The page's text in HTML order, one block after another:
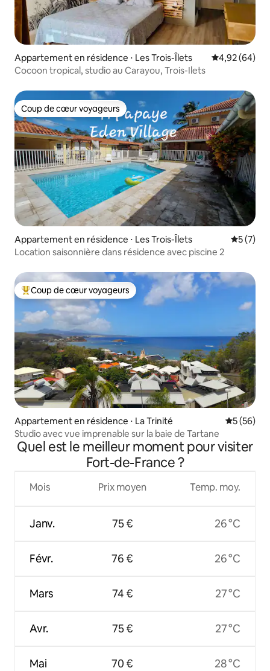
Appartement en résidence ⋅ Les Trois-Îlets Évaluation
4,92 (64)
Cocoon tropical, studio au Carayou, Trois-Ilets
Coup de cœur voyageurs
Coup de cœur voyageurs
Appartement en résidence ⋅ Les Trois-Îlets
5 (7)
Location saisonnière dans résidence avec piscine 2
Coups de cœur voyageurs les plus appréciés
Coup de cœur voyageurs
Appartement en résidence ⋅ La Trinité
5 (56)
Studio avec vue imprenable sur la baie de Tartane
Quel est le meilleur moment pour visiter
Fort-de-France ?
Mois
Janv.
Févr.
Mars
Avr.
Mai
Prix moyen
75 €
76 €
74 €
75 €
70 €
Temp. moy.
26 °C
26 °C
27 °C
27 °C
28 °C